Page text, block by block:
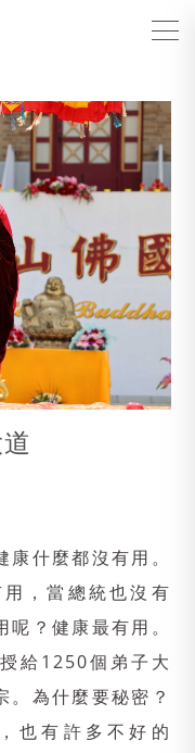
什麼都沒有用。
，當總統也沒有
？健康最有用。
給1250個弟子大
。為什麼要秘密？
也有許多不好的